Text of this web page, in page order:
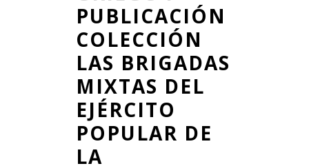
PUBLICACIÓN
COLECCIÓN
LAS BRIGADAS
MIXTAS DEL
EJÉRCITO
POPULAR DE
LA